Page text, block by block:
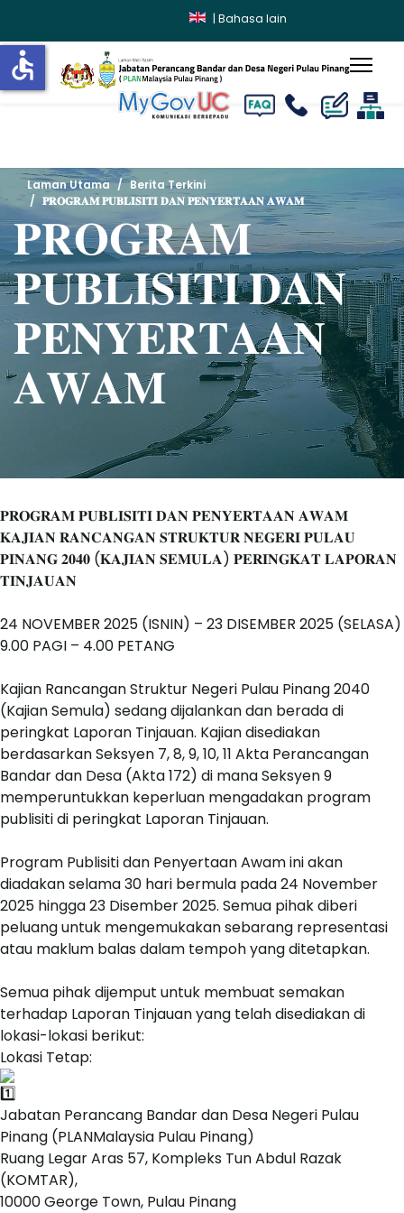
| Bahasa lain
Laman Utama
Berita Terkini
𝐏𝐑𝐎𝐆𝐑𝐀𝐌 𝐏𝐔𝐁𝐋𝐈𝐒𝐈𝐓𝐈 𝐃𝐀𝐍 𝐏𝐄𝐍𝐘𝐄𝐑𝐓𝐀𝐀𝐍 𝐀𝐖𝐀𝐌
𝐏𝐑𝐎𝐆𝐑𝐀𝐌
𝐏𝐔𝐁𝐋𝐈𝐒𝐈𝐓𝐈 𝐃𝐀𝐍
𝐏𝐄𝐍𝐘𝐄𝐑𝐓𝐀𝐀𝐍
𝐀𝐖𝐀𝐌
𝐏𝐑𝐎𝐆𝐑𝐀𝐌 𝐏𝐔𝐁𝐋𝐈𝐒𝐈𝐓𝐈 𝐃𝐀𝐍 𝐏𝐄𝐍𝐘𝐄𝐑𝐓𝐀𝐀𝐍 𝐀𝐖𝐀𝐌
𝐊𝐀𝐉𝐈𝐀𝐍 𝐑𝐀𝐍𝐂𝐀𝐍𝐆𝐀𝐍 𝐒𝐓𝐑𝐔𝐊𝐓𝐔𝐑 𝐍𝐄𝐆𝐄𝐑𝐈 𝐏𝐔𝐋𝐀𝐔
𝐏𝐈𝐍𝐀𝐍𝐆 𝟐𝟎𝟒𝟎 (𝐊𝐀𝐉𝐈𝐀𝐍 𝐒𝐄𝐌𝐔𝐋𝐀) 𝐏𝐄𝐑𝐈𝐍𝐆𝐊𝐀𝐓 𝐋𝐀𝐏𝐎𝐑𝐀𝐍
𝐓𝐈𝐍𝐉𝐀𝐔𝐀𝐍
24 NOVEMBER 2025 (ISNIN) – 23 DISEMBER 2025 (SELASA)
9.00 PAGI – 4.00 PETANG
Kajian Rancangan Struktur Negeri Pulau Pinang 2040
(Kajian Semula) sedang dijalankan dan berada di
peringkat Laporan Tinjauan. Kajian disediakan
berdasarkan Seksyen 7, 8, 9, 10, 11 Akta Perancangan
Bandar dan Desa (Akta 172) di mana Seksyen 9
memperuntukkan keperluan mengadakan program
publisiti di peringkat Laporan Tinjauan.
Program Publisiti dan Penyertaan Awam ini akan
diadakan selama 30 hari bermula pada 24 November
2025 hingga 23 Disember 2025. Semua pihak diberi
peluang untuk mengemukakan sebarang representasi
atau maklum balas dalam tempoh yang ditetapkan.
Semua pihak dijemput untuk membuat semakan
terhadap Laporan Tinjauan yang telah disediakan di
lokasi-lokasi berikut:
Lokasi Tetap:
Jabatan Perancang Bandar dan Desa Negeri Pulau
Pinang (PLANMalaysia Pulau Pinang)
Ruang Legar Aras 57, Kompleks Tun Abdul Razak
(KOMTAR),
10000 George Town, Pulau Pinang
accessible